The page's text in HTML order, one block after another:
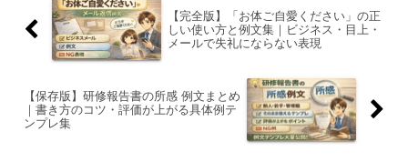
【完全版】「お体ご自愛ください」の正
しい使い方と例文集｜ビジネス・目上・
メールで失礼にならない表現
【保存版】研修報告書の所感 例文まとめ
｜書き方のコツ・評価が上がる具体例テ
ンプレ集